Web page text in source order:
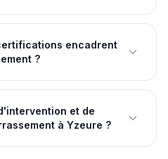
encadrent
?
et de
à Yzeure ?